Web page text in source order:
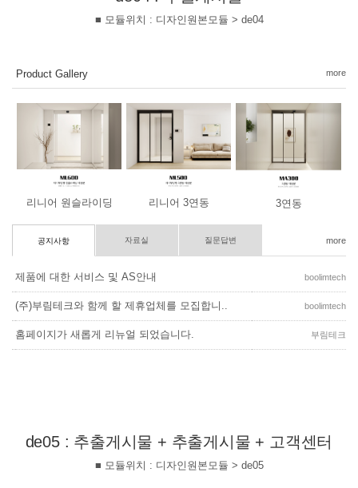
■ 모듈위치 : 디자인원본모듈 > de04
Product Gallery more
리니어 원슬라이딩 리니어 3연동 3연동
공지사항 자료실 질문답변 more
제품에 대한 서비스 및 AS안내 boolimtech
(주)부림테크와 함께 할 제휴업체를 모집합니.. boolimtech
홈페이지가 새롭게 리뉴얼 되었습니다. 부림테크
de05 : 추출게시물 + 추출게시물 + 고객센터
■ 모듈위치 : 디자인원본모듈 > de05